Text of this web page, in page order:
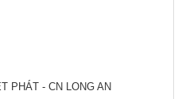
PHÁT - CN LONG AN